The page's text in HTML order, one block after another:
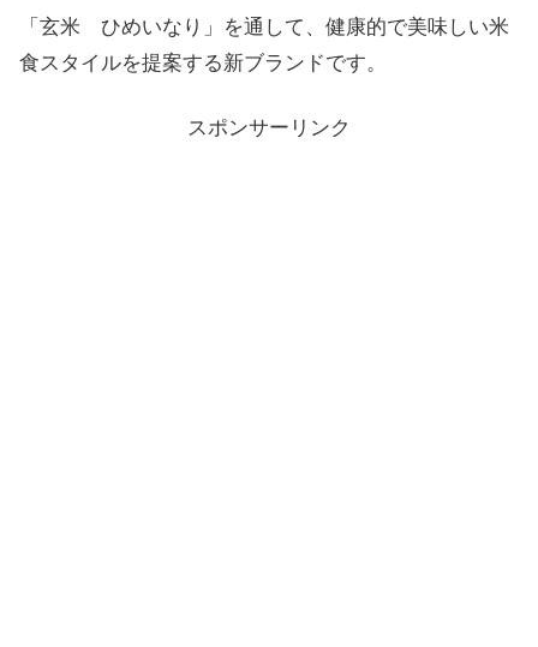
「玄米 ひめいなり」を通して、健康的で美味しい米
食スタイルを提案する新ブランドです。
スポンサーリンク